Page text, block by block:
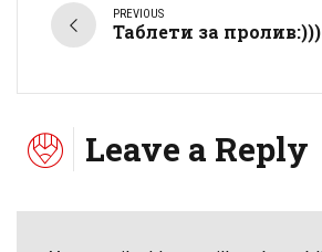
PREVIOUS
Таблети за пролив:)))
Leave a Reply